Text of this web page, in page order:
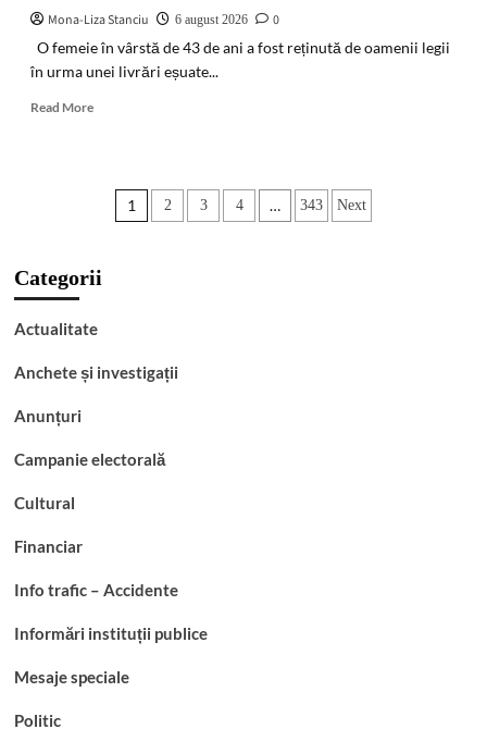
Apulum,
Zona
Tezaur
Mona-Liza Stanciu 6 august 2026
0
O femeie în vârstă de 43 de ani a fost reținută de oamenii legii
în urma unei livrări eșuate...
Read MoreRead
reținută
eșuată
de
prin
unei
Paginație
1 2 3 4 … 343 Next
Categorii
Actualitate
Anchete și investigații
Anunțuri
Campanie electorală
Cultural
Financiar
Info trafic – Accidente
Informări instituții publice
Mesaje speciale
Politic